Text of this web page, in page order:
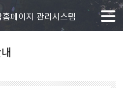
페이지 관리시스템